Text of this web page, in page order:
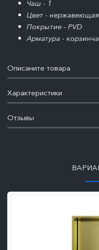
Чаш - 1
Цвет - нержавеющая
Покрытие - PVD
Арматура -
Описаните товара
Характеристики
Отзывы